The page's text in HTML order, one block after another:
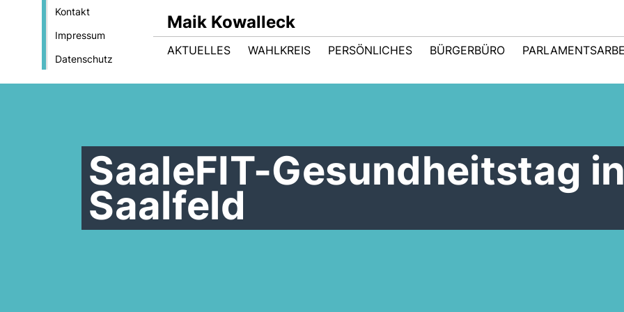
Kontakt
Impressum
Datenschutz
Maik Kowalleck
AKTUELLES WAHLKREIS PERSÖNLICHES BÜRGERBÜRO
SaaleFIT-Gesundheitstag
Saalfeld